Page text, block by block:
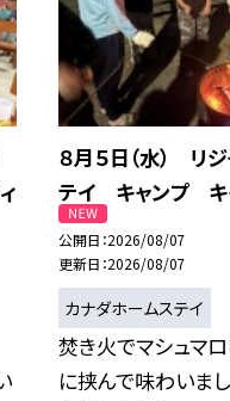
８月５日（水） リ
テイ キャンプ キ
公開日 2026/08/07
更新日 2026/08/07
カナダホームステイ
焚き火でマシュマロ
に挟んで味わいま